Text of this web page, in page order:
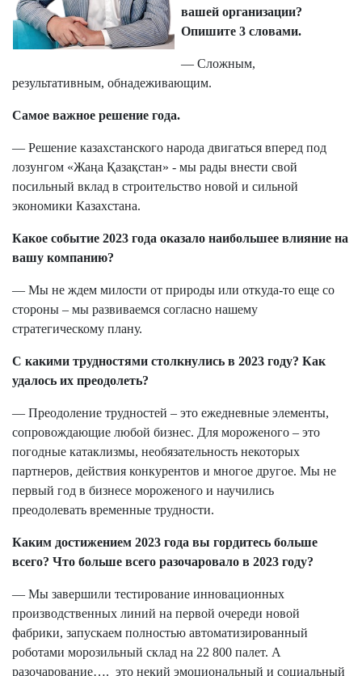
вашей организации?
Опишите 3 словами.
— Сложным,
результативным, обнадеживающим.
Самое важное решение года.
— Решение казахстанского народа двигаться вперед под
лозунгом «Жаңа Қазақстан» - мы рады внести свой
посильный вклад в строительство новой и сильной
экономики Казахстана.
Какое событие 2023 года оказало наибольшее влияние на
вашу компанию?
— Мы не ждем милости от природы или откуда-то еще со
стороны – мы развиваемся согласно нашему
стратегическому плану.
С какими трудностями столкнулись в 2023 году? Как
удалось их преодолеть?
— Преодоление трудностей – это ежедневные элементы,
сопровождающие любой бизнес. Для мороженого – это
погодные катаклизмы, необязательность некоторых
партнеров, действия конкурентов и многое другое. Мы не
первый год в бизнесе мороженого и научились
преодолевать временные трудности.
Каким достижением 2023 года вы гордитесь больше
всего? Что больше всего разочаровало в 2023 году?
— Мы завершили тестирование инновационных
производственных линий на первой очереди новой
фабрики, запускаем полностью автоматизированный
роботами морозильный склад на 22 800 палет. А
разочарование…. это некий эмоциональный и социальный